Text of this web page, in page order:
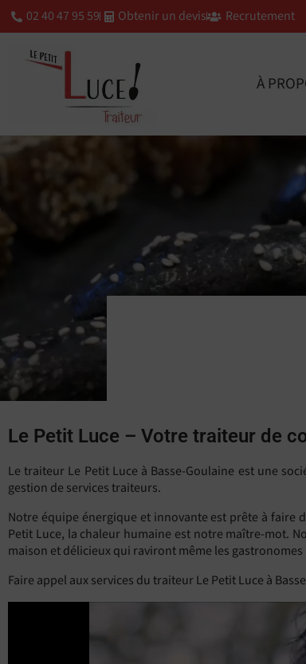
02 40 47 95 59 Obtenir un devis Recrutement
À
Le Petit Luce – Votre traiteur de
Le traiteur Le Petit Luce à Basse-Goulaine est une
gestion de services traiteurs.
Notre équipe énergique et innovante est prête à faire
Petit Luce, la chaleur humaine est notre maître-mot.
maison et délicieux qui raviront même les gastronomes
Faire appel aux services du traiteur Le Petit Luce à